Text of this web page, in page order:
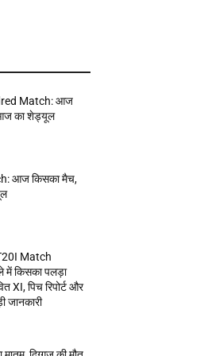
Match: आज
का शेड्यूल
आज किसका मैच,
Match
में किसका पलड़ा
XI, पिच रिपोर्ट और
जानकारी